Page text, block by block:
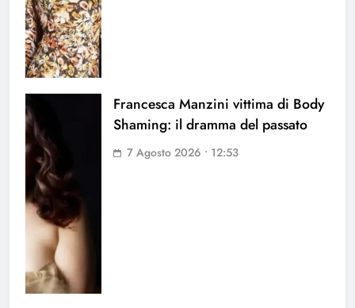
Francesca Manzini vittima di Body
Shaming: il dramma del passato
7 Agosto 2026 • 12:53